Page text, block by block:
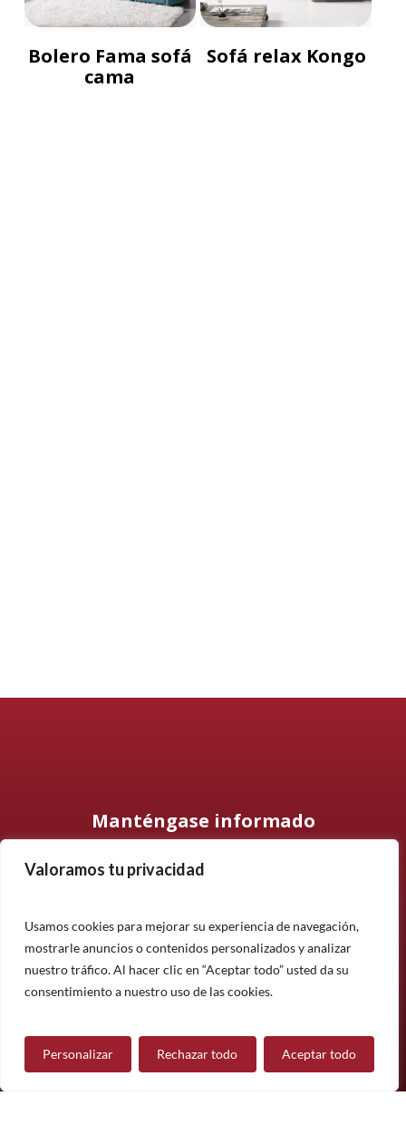
Valoramos tu privacidad
Usamos cookies para mejorar su experiencia de navegación,
mostrarle anuncios o contenidos personalizados y analizar
nuestro tráfico. Al hacer clic en “Aceptar todo” usted da su
consentimiento a nuestro uso de las cookies.
Personalizar Rechazar todo Aceptar todo
Bolero Fama sofá
cama
Sofá relax Kongo
Manténgase informado
Suscríbase a nuestro boletín informativo y manténgase
noticias.
Suscríbete
¿Tiene alguna pregunta?
Contáctanos